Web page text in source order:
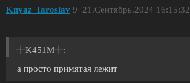
Knyaz_Iaroslav 21.Сентябрь.2024 16:15:32
9
十K451M十:
а просто примятая лежит